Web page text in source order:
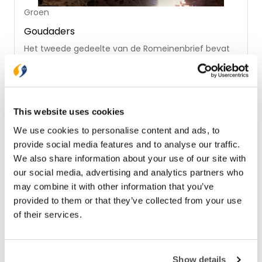
This website uses cookies
We use cookies to personalise content and ads, to
provide social media features and to analyse our traffic.
We also share information about your use of our site with
our social media, advertising and analytics partners who
may combine it with other information that you’ve
provided to them or that they’ve collected from your use
of their services.
Show details
Groen
Goudaders
Het tweede gedeelte van de Romeinenbrief bevat
Door genade wekt de Heilige Geest een verlangen
naar de nieuwe wereld. De weg van het Evangelie
dankbare afhankelijkheid van God en in liefde tot
elkaar. Deze bijbelstudies over Romeinen 8 tot en
met 16 maken duidelijk hoe de boodschap van Gods
Woord Gods volk leert leven voor Gods Rijk door
Gods Geest. Eerder verschenen: Goudkoorts (ISBN
9789088972119)
€ 11,99
Op voorraad